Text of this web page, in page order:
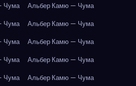
Чума
Альбер Камю — Чума
Чума
Альбер Камю — Чума
Чума
Альбер Камю — Чума
Чума
Альбер Камю — Чума
Чума
Альбер Камю — Чума